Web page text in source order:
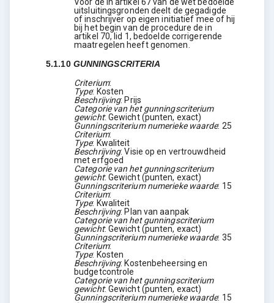
uitsluitingsgronden deelt de gegadigde
of inschrijver op eigen initiatief mee of hij
bij het begin van de procedure de in
artikel 70, lid 1, bedoelde corrigerende
maatregelen heeft genomen.
5.1.10 GUNNINGSCRITERIA
Criterium:
Type: Kosten
Beschrijving: Prijs
Categorie van het gunningscriterium
gewicht: Gewicht (punten, exact)
Gunningscriterium numerieke waarde: 25
Criterium:
Type: Kwaliteit
Beschrijving:Visie op en vertrouwdheid
met erfgoed
Categorie van het gunningscriterium
gewicht: Gewicht (punten, exact)
Gunningscriterium numerieke waarde: 15
Criterium:
Type: Kwaliteit
Beschrijving: Plan van aanpak
Categorie van het gunningscriterium
gewicht: Gewicht (punten, exact)
Gunningscriterium numerieke waarde: 35
Criterium:
Type: Kosten
Beschrijving: Kostenbeheersing en
budgetcontrole
Categorie van het gunningscriterium
gewicht: Gewicht (punten, exact)
Gunningscriterium numerieke waarde: 15